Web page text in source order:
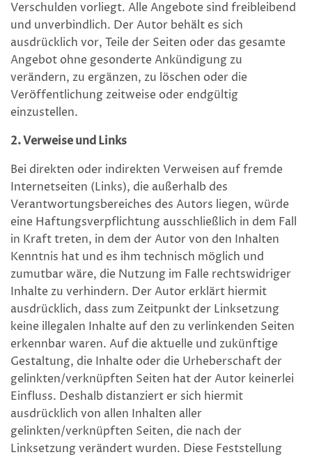
Verschulden vorliegt. Alle Angebote sind freibleibend
und unverbindlich. Der Autor behält es sich
ausdrücklich vor, Teile der Seiten oder das gesamte
Angebot ohne gesonderte Ankündigung zu
verändern, zu ergänzen, zu löschen oder die
Veröffentlichung zeitweise oder endgültig
einzustellen.
2. Verweise und Links
Bei direkten oder indirekten Verweisen auf fremde
Internetseiten (Links), die außerhalb des
Verantwortungsbereiches des Autors liegen, würde
eine Haftungsverpflichtung ausschließlich in dem Fall
in Kraft treten, in dem der Autor von den Inhalten
Kenntnis hat und es ihm technisch möglich und
zumutbar wäre, die Nutzung im Falle rechtswidriger
Inhalte zu verhindern. Der Autor erklärt hiermit
ausdrücklich, dass zum Zeitpunkt der Linksetzung
keine illegalen Inhalte auf den zu verlinkenden Seiten
erkennbar waren. Auf die aktuelle und zukünftige
Gestaltung, die Inhalte oder die Urheberschaft der
gelinkten/verknüpften Seiten hat der Autor keinerlei
Einfluss. Deshalb distanziert er sich hiermit
ausdrücklich von allen Inhalten aller
gelinkten/verknüpften Seiten, die nach der
Linksetzung verändert wurden. Diese Feststellung